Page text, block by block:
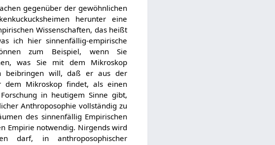
gegenüber der gewöhnlichen
herunter eine
Wissenschaften, das heißt
ich hier sinnenfällig-empirische
zum Beispiel, wenn Sie
was Sie mit dem Mikroskop
beibringen will, daß er aus der
dem Mikroskop findet, als einen
in heutigem Sinne gibt,
Anthroposophie vollständig zu
des sinnenfällig Empirischen
Empirie notwendig. Nirgends wird
darf, in anthroposophischer